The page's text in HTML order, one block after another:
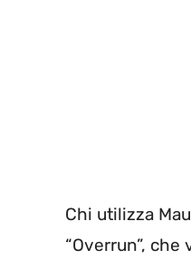
Chi utilizza
“Overrun”,